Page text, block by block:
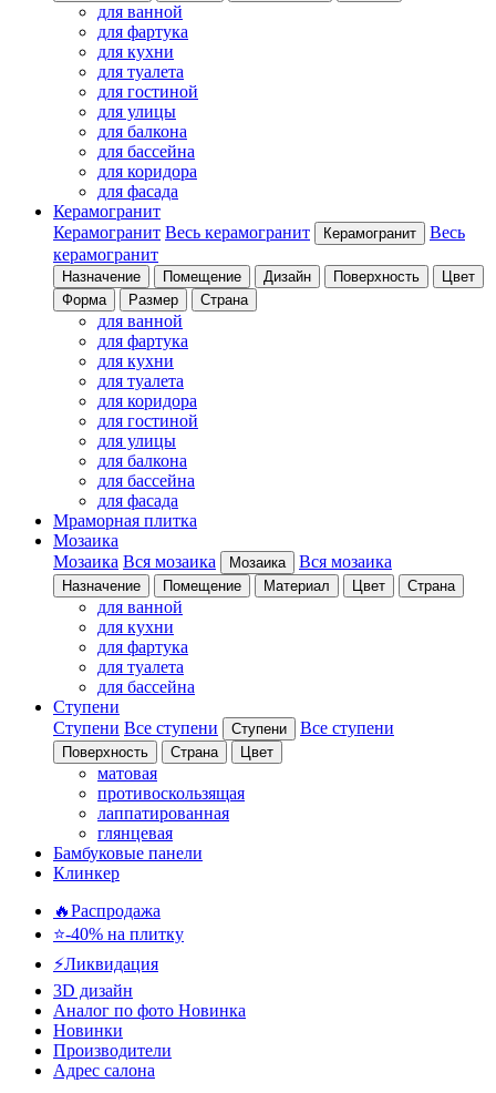
для ванной
для фартука
для кухни
для туалета
для гостиной
для улицы
для балкона
для бассейна
для коридора
для фасада
Керамогранит
Керамогранит Весь керамогранит Керамогранит
Весь
керамогранит
Назначение Помещение Дизайн Поверхность
Цвет
Форма
Размер Страна
для ванной
для фартука
для кухни
для туалета
для коридора
для гостиной
для улицы
для балкона
для бассейна
для фасада
Мраморная плитка
Мозаика
Мозаика Вся мозаика Мозаика Вся мозаика
Назначение Помещение Материал Цвет Страна
для ванной
для кухни
для фартука
для туалета
для бассейна
Ступени
Ступени Все ступени Ступени Все ступени
Поверхность Страна Цвет
матовая
противоскользящая
лаппатированная
глянцевая
Бамбуковые панели
Клинкер
🔥Распродажа
⭐-40% на плитку
⚡️Ликвидация
3D дизайн
Аналог по фото Новинка
Новинки
Производители
Адрес салона